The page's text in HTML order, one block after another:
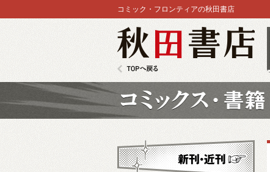
コミック・フロンティアの秋田書店